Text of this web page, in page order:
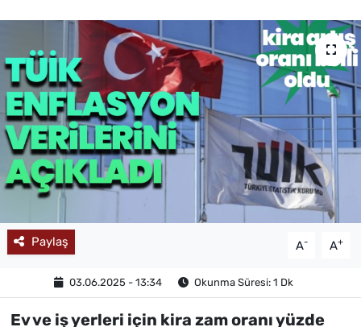
Paylaş A- A+
03.06.2025 - 13:34 Okunma Süresi: 1 Dk
Ev ve iş yerleri için kira zam oranı yüzde